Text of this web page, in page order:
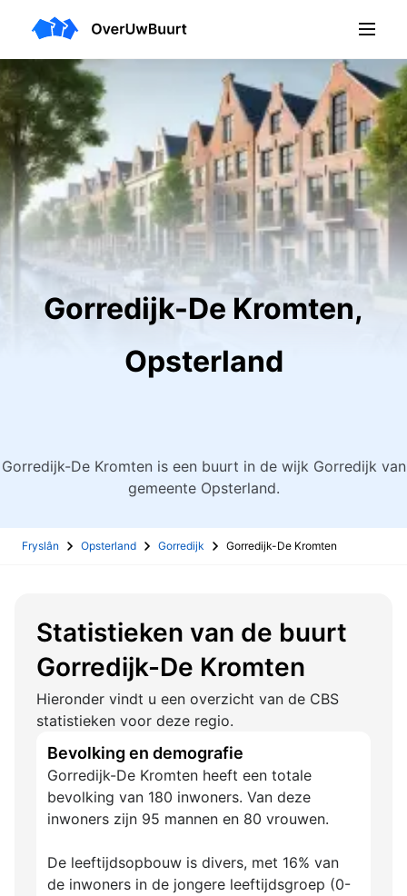
Gorredijk-De Kromten,
Opsterland
Gorredijk-De Kromten is een buurt in de wijk Gorredijk van
gemeente Opsterland.
Fryslân Opsterland Gorredijk Gorredijk-De Kromten
Statistieken van de buurt
Gorredijk-De Kromten
Hieronder vindt u een overzicht van de CBS
statistieken voor deze regio.
Bevolking en demografie
Gorredijk-De Kromten heeft een totale
bevolking van 180 inwoners. Van deze
inwoners zijn 95 mannen en 80 vrouwen.
De leeftijdsopbouw is divers, met 16% van
de inwoners in de jongere leeftijdsgroep (0-